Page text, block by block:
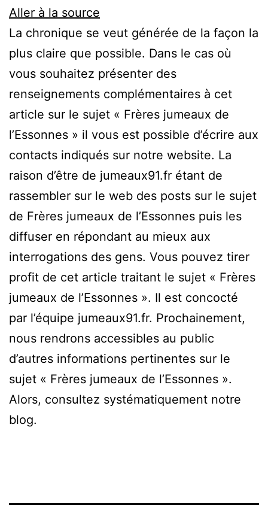
Aller à la source
La chronique se veut générée de la façon la
plus claire que possible. Dans le cas où
vous souhaitez présenter des
renseignements complémentaires à cet
article sur le sujet « Frères jumeaux de
l’Essonnes » il vous est possible d’écrire aux
contacts indiqués sur notre website. La
raison d’être de jumeaux91.fr étant de
rassembler sur le web des posts sur le sujet
de Frères jumeaux de l’Essonnes puis les
diffuser en répondant au mieux aux
interrogations des gens. Vous pouvez tirer
profit de cet article traitant le sujet « Frères
jumeaux de l’Essonnes ». Il est concocté
par l’équipe jumeaux91.fr. Prochainement,
nous rendrons accessibles au public
d’autres informations pertinentes sur le
sujet « Frères jumeaux de l’Essonnes ».
Alors, consultez systématiquement notre
blog.